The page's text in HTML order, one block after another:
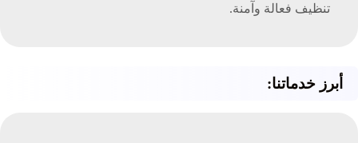
تنظيف فعالة وآمنة.
أبرز خدماتنا: